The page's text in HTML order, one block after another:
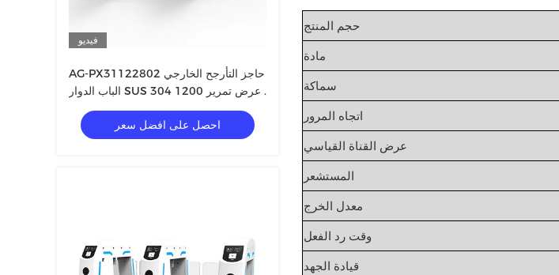
فيديو
AG-PX31122802 حاجز التأرجح الخارجي
الباب الدوار SUS 304 عرض تمرير 1200
احصل على افضل سعر
حجم المنتج
مادة
سماكة
اتجاه المرور
عرض القناة القياسي
المستشعر
معدل الخرج
وقت رد الفعل
قيادة الجهد